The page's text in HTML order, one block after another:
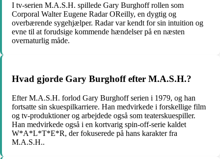
I tv-serien M.A.S.H. spillede Gary Burghoff rollen som
Corporal Walter Eugene Radar OReilly, en dygtig og
overbærende sygehjælper. Radar var kendt for sin intuition og
evne til at forudsige kommende hændelser på en næsten
overnaturlig måde.
Hvad gjorde Gary Burghoff efter M.A.S.H.?
Efter M.A.S.H. forlod Gary Burghoff serien i 1979, og han
fortsatte sin skuespilkarriere. Han medvirkede i forskellige film
og tv-produktioner og arbejdede også som teaterskuespiller.
Han medvirkede også i en kortvarig spin-off-serie kaldet
W*A*L*T*E*R, der fokuserede på hans karakter fra
M.A.S.H..